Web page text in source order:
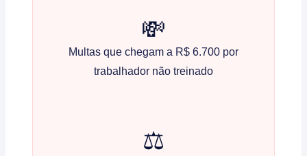
💸
Multas que chegam a R$ 6.700 por
trabalhador não treinado
⚖️